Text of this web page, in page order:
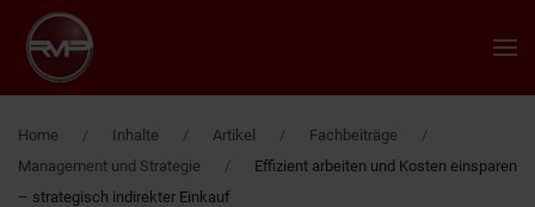
Zum Hauptinhalt springen
Home Inhalte Artikel
Fachbeiträge
Management und Strategie
Effizient arbeiten und Kosten einsparen
– strategisch indirekter Einkauf